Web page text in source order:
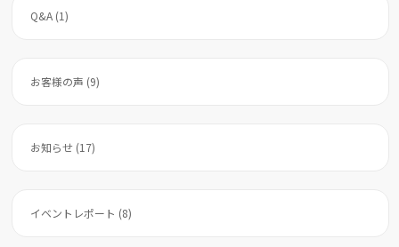
Q&A (1)
お客様の声 (9)
お知らせ (17)
イベントレポート (8)